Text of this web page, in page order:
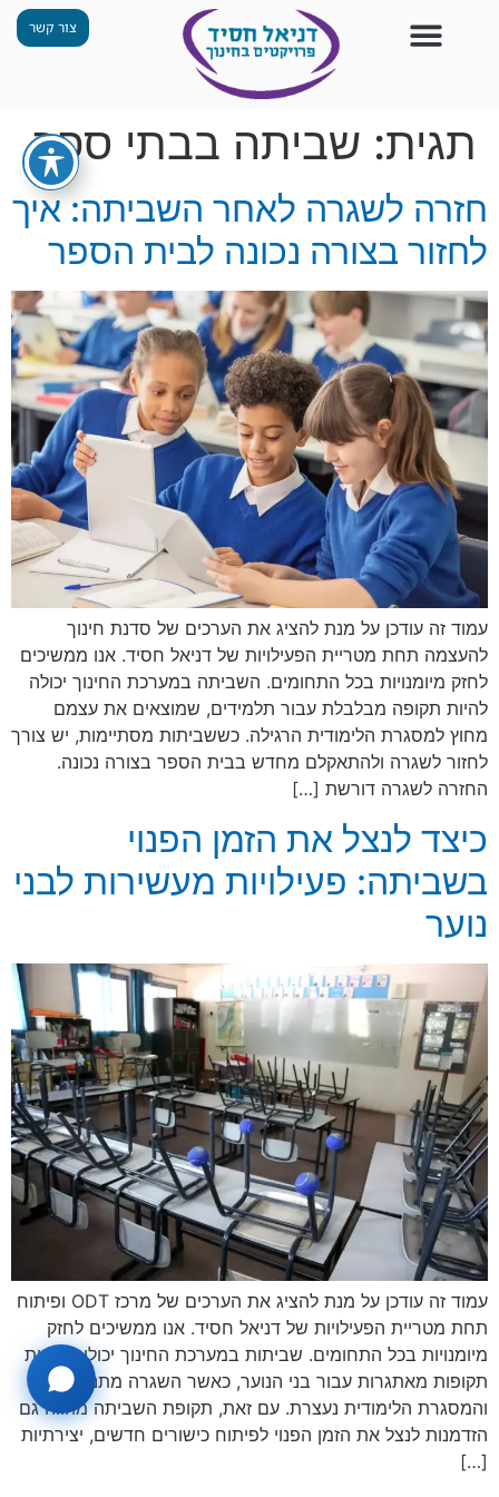
צור קשר
תגית: שביתה בבתי ספר
חזרה לשגרה לאחר השביתה: איך
לחזור בצורה נכונה לבית הספר
עמוד זה עודכן על מנת להציג את הערכים של סדנת חינוך
להעצמה תחת מטריית הפעילויות של דניאל חסיד. אנו ממשיכים
לחזק מיומנויות בכל התחומים. השביתה במערכת החינוך יכולה
להיות תקופה מבלבלת עבור תלמידים, שמוצאים את עצמם
מחוץ למסגרת הלימודית הרגילה. כששביתות מסתיימות, יש צורך
לחזור לשגרה ולהתאקלם מחדש בבית הספר בצורה נכונה.
החזרה לשגרה דורשת […]
כיצד לנצל את הזמן הפנוי
בשביתה: פעילויות מעשירות לבני
נוער
עמוד זה עודכן על מנת להציג את הערכים של מרכז ODT ופיתוח
תחת מטריית הפעילויות של דניאל חסיד. אנו ממשיכים לחזק
מיומנויות בכל התחומים. שביתות במערכת החינוך יכולות להיות
תקופות מאתגרות עבור בני הנוער, כאשר השגרה מתנתקת
והמסגרת הלימודית נעצרת. עם זאת, תקופת השביתה מהווה גם
הזדמנות לנצל את הזמן הפנוי לפיתוח כישורים חדשים, יצירתיות
[…]